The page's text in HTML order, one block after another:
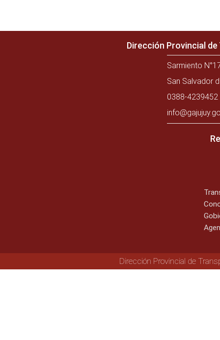
Dirección Provincial
Sarmiento
San Salvador
0388-
Dirección Provincial de